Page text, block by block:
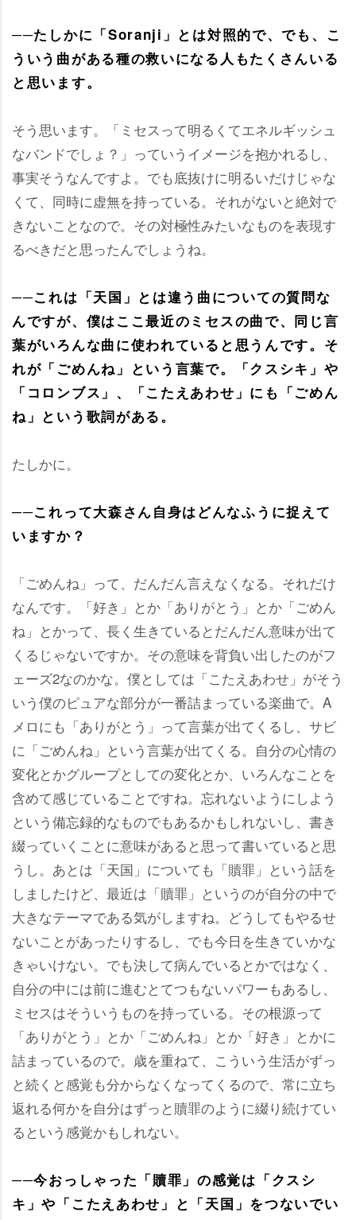
──たしかに「Soranji」とは対照的で、でも、こ
ういう曲がある種の救いになる人もたくさんいる
と思います。
そう思います。「ミセスって明るくてエネルギッシュ
なバンドでしょ？」っていうイメージを抱かれるし、
事実そうなんですよ。でも底抜けに明るいだけじゃな
くて、同時に虚無を持っている。それがないと絶対で
きないことなので。その対極性みたいなものを表現す
るべきだと思ったんでしょうね。
──これは「天国」とは違う曲についての質問な
んですが、僕はここ最近のミセスの曲で、同じ言
葉がいろんな曲に使われていると思うんです。そ
れが「ごめんね」という言葉で。「クスシキ」
「コロンブス」、「こたえあわせ」にも「ごめん
ね」という歌詞がある。
たしかに。
──これって大森さん自身はどんなふうに捉えて
いますか？
「ごめんね」って、だんだん言えなくなる。それだけ
なんです。「好き」とか「ありがとう」とか「ごめん
ね」とかって、長く生きているとだんだん意味が出て
くるじゃないですか。その意味を背負い出したのがフ
ェーズ2なのかな。僕としては「こたえあわせ」がそう
いう僕のピュアな部分が一番詰まっている楽曲で。A
メロにも「ありがとう」って言葉が出てくるし、サビ
に「ごめんね」という言葉が出てくる。自分の心情の
変化とかグループとしての変化とか、いろんなことを
含めて感じていることですね。忘れないようにしよう
という備忘録的なものでもあるかもしれないし、書き
綴っていくことに意味があると思って書いていると思
うし。あとは「天国」についても「贖罪」という話を
しましたけど、最近は「贖罪」というのが自分の中で
大きなテーマである気がしますね。どうしてもやるせ
ないことがあったりするし、でも今日を生きていかな
きゃいけない。でも決して病んでいるとかではなく、
自分の中には前に進むとてつもないパワーもあるし、
ミセスはそういうものを持っている。その根源って
「ありがとう」とか「ごめんね」とか「好き」とかに
詰まっているので。歳を重ねて、こういう生活がずっ
と続くと感覚も分からなくなってくるので、常に立ち
返れる何かを自分はずっと贖罪のように綴り続けてい
るという感覚かもしれない。
──今おっしゃった「贖罪」の感覚は「クスシ
キ」や「こたえあわせ」と「天国」をつないでい